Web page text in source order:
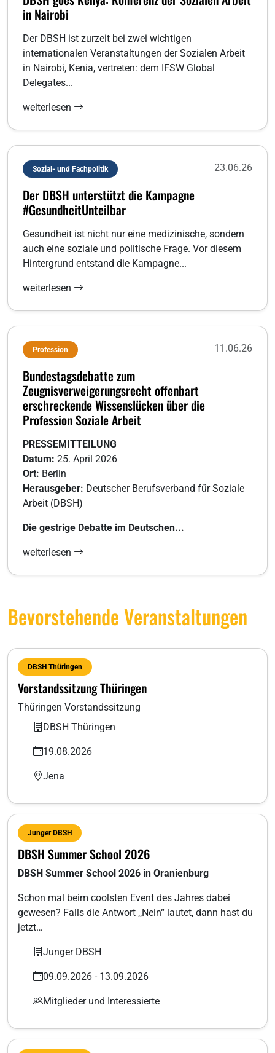
in Nairobi
Der DBSH ist zurzeit bei zwei wichtigen
internationalen Veranstaltungen der Sozialen Arbeit
in Nairobi, Kenia, vertreten: dem IFSW Global
Delegates...
weiterlesen
Sozial- und Fachpolitik 23.06.26
Der DBSH unterstützt die Kampagne
#GesundheitUnteilbar
Gesundheit ist nicht nur eine medizinische, sondern
auch eine soziale und politische Frage. Vor diesem
Hintergrund entstand die Kampagne...
weiterlesen
Profession 11.06.26
Bundestagsdebatte zum
Zeugnisverweigerungsrecht offenbart
erschreckende Wissenslücken über die
Profession Soziale Arbeit
PRESSEMITTEILUNG
Datum: 25. April 2026
Ort: Berlin
Herausgeber: Deutscher Berufsverband für Soziale
Arbeit (DBSH)
Die gestrige Debatte im Deutschen...
weiterlesen
Bevorstehende Veranstaltungen
DBSH Thüringen
Vorstandssitzung Thüringen
Thüringen Vorstandssitzung
DBSH Thüringen
19.08.2026
Jena
Junger DBSH
DBSH Summer School 2026
DBSH Summer School 2026 in Oranienburg
Schon mal beim coolsten Event des Jahres dabei
gewesen? Falls die Antwort ,,Nein“ lautet, dann hast du
jetzt…
Junger DBSH
09.09.2026 - 13.09.2026
Mitglieder und Interessierte